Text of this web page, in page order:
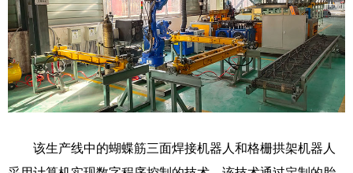
该生产线中的蝴蝶筋三面焊接机器人和格栅拱架机器人